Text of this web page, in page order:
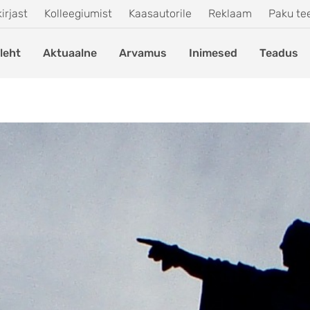
Kolleegiumist Kaasautorile Reklaam Paku
Aktuaalne Arvamus Inimesed Teadus